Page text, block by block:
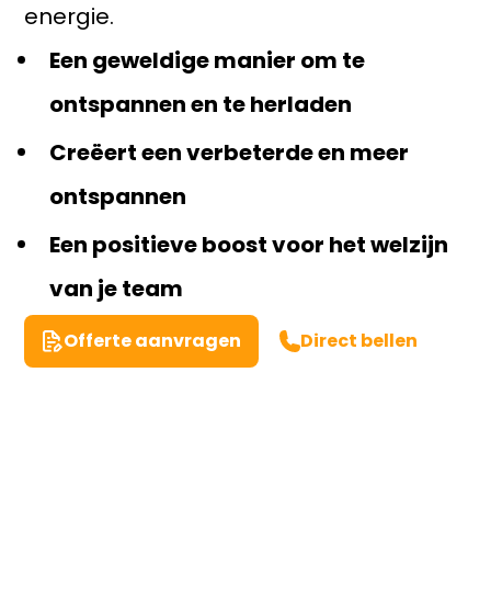
energie.
Een geweldige manier om te
ontspannen en te herladen
Creëert een verbeterde en meer
ontspannen
Een positieve boost voor het welzijn
van je team
Offerte aanvragen Direct bellen